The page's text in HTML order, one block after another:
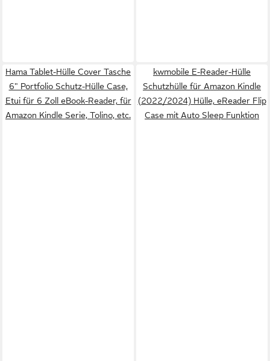
Hama Tablet-Hülle Cover Tasche
6" Portfolio Schutz-Hülle Case,
Etui für 6 Zoll eBook-Reader, für
Amazon Kindle Serie, Tolino, etc.
kwmobile E-Reader-Hülle
Schutzhülle für Amazon Kindle
(2022/2024) Hülle, eReader Flip
Case mit Auto Sleep Funktion